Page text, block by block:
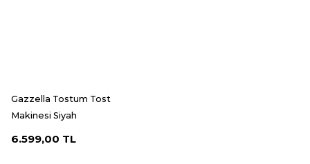
Gazzella Tostum Tost
Makinesi Siyah
6.599,00 TL